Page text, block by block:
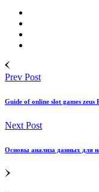
Prev Post
Guide of online slot games
Next Post
Основы анализа данных для